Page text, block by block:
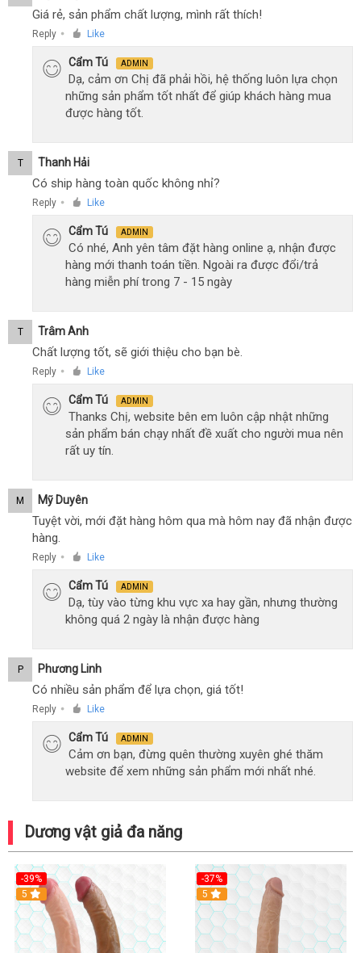
Giá rẻ, sản phẩm chất lượng, mình rất thích!
Reply ● Like
Cẩm Tú ADMIN
Dạ, cảm ơn Chị đã phải hồi, hệ thống luôn lựa chọn
những sản phẩm tốt nhất để giúp khách hàng mua
được hàng tốt.
T Thanh Hải
Có ship hàng toàn quốc không nhỉ?
Reply ● Like
Cẩm Tú ADMIN
Có nhé, Anh yên tâm đặt hàng online ạ, nhận được
hàng mới thanh toán tiền. Ngoài ra được đổi/trả
hàng miễn phí trong 7 - 15 ngày
T Trâm Anh
Chất lượng tốt, sẽ giới thiệu cho bạn bè.
Reply ● Like
Cẩm Tú ADMIN
Thanks Chị, website bên em luôn cập nhật những
sản phẩm bán chạy nhất đề xuất cho người mua nên
rất uy tín.
M Mỹ Duyên
Tuyệt vời, mới đặt hàng hôm qua mà hôm nay đã nhận được
hàng.
Reply ● Like
Cẩm Tú ADMIN
Dạ, tùy vào từng khu vực xa hay gần, nhưng thường
không quá 2 ngày là nhận được hàng
P Phương Linh
Có nhiều sản phẩm để lựa chọn, giá tốt!
Reply ● Like
Cẩm Tú ADMIN
Cảm ơn bạn, đừng quên thường xuyên ghé thăm
website để xem những sản phẩm mới nhất nhé.
Dương vật giả đa năng
-39%
Hot
5
-37%
5